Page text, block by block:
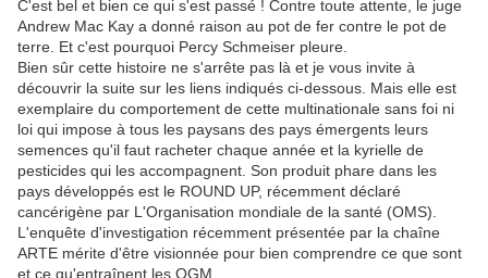
C'est bel et bien ce qui s'est passé ! Contre toute attente, le juge
Andrew Mac Kay a donné raison au pot de fer contre le pot de
terre. Et c'est pourquoi Percy Schmeiser pleure.
Bien sûr cette histoire ne s'arrête pas là et je vous invite à
découvrir la suite sur les liens indiqués ci-dessous. Mais elle est
exemplaire du comportement de cette multinationale sans foi ni
loi qui impose à tous les paysans des pays émergents leurs
semences qu'il faut racheter chaque année et la kyrielle de
pesticides qui les accompagnent. Son produit phare dans les
pays développés est le ROUND UP, récemment déclaré
cancérigène par L'Organisation mondiale de la santé (OMS).
L'enquête d'investigation récemment présentée par la chaîne
ARTE mérite d'être visionnée pour bien comprendre ce que sont
et ce qu'entraînent les OGM.